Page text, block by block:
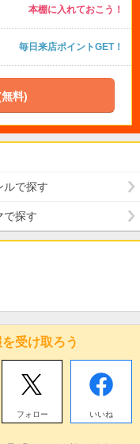
本棚に入れておこう！
毎日来店ポイントGET！
料)
ルで探す
で探す
受け取ろう
フォロー いいね